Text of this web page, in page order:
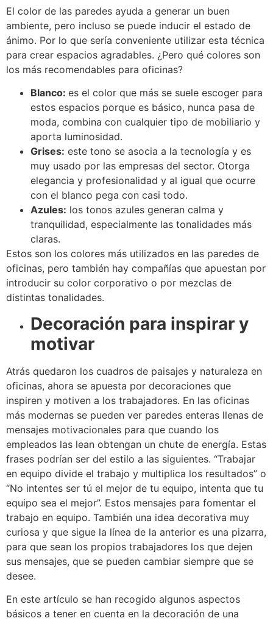
El color de las paredes ayuda a generar un buen
ambiente, pero incluso se puede inducir el estado de
ánimo. Por lo que sería conveniente utilizar esta técnica
para crear espacios agradables. ¿Pero qué colores son
los más recomendables para oficinas?
Blanco: es el color que más se suele escoger para
estos espacios porque es básico, nunca pasa de
moda, combina con cualquier tipo de mobiliario y
aporta luminosidad.
Grises: este tono se asocia a la tecnología y es
muy usado por las empresas del sector. Otorga
elegancia y profesionalidad y al igual que ocurre
con el blanco pega con casi todo.
Azules: los tonos azules generan calma y
tranquilidad, especialmente las tonalidades más
claras.
Estos son los colores más utilizados en las paredes de
oficinas, pero también hay compañías que apuestan por
introducir su color corporativo o por mezclas de
distintas tonalidades.
Decoración para inspirar y
motivar
Atrás quedaron los cuadros de paisajes y naturaleza en
oficinas, ahora se apuesta por decoraciones que
inspiren y motiven a los trabajadores. En las oficinas
más modernas se pueden ver paredes enteras llenas de
mensajes motivacionales para que cuando los
empleados las lean obtengan un chute de energía. Estas
frases podrían ser del estilo a las siguientes. “Trabajar
en equipo divide el trabajo y multiplica los resultados” o
“No intentes ser tú el mejor de tu equipo, intenta que tu
equipo sea el mejor”. Estos mensajes para fomentar el
trabajo en equipo. También una idea decorativa muy
curiosa y que sigue la línea de la anterior es una pizarra,
para que sean los propios trabajadores los que dejen
sus mensajes, que se pueden cambiar siempre que se
desee.
En este artículo se han recogido algunos aspectos
básicos a tener en cuenta en la decoración de una